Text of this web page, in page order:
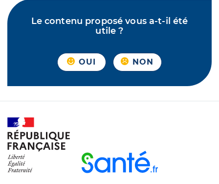
Le contenu proposé vous a-t-il été
utile ?
OUI NON